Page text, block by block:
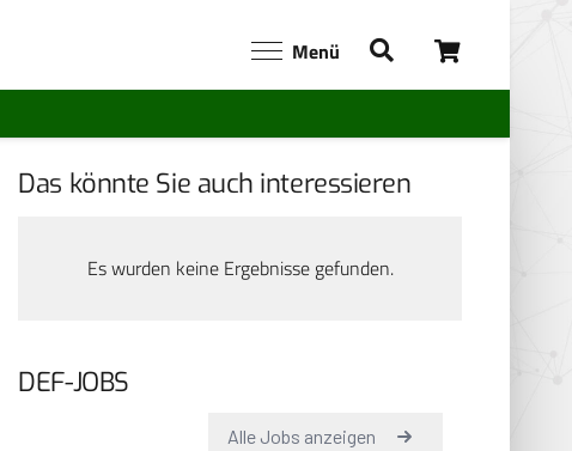
Menü
Das könnte Sie auch interessieren
Es wurden keine Ergebnisse gefunden.
DEF-JOBS